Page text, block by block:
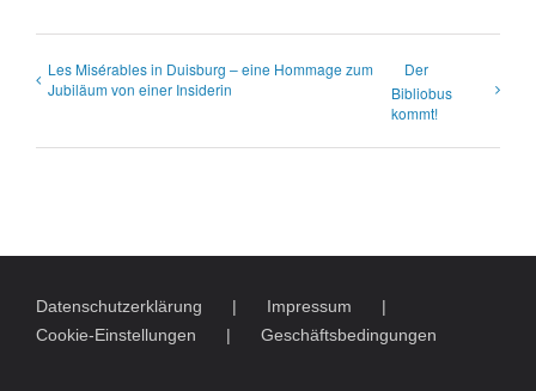
Les Misérables in Duisburg – eine Hommage zum
Jubiläum von einer Insiderin
Der
Bibliobus
kommt!
Datenschutzerklärung
Impressum
Cookie-Einstellungen
Geschäftsbedingungen